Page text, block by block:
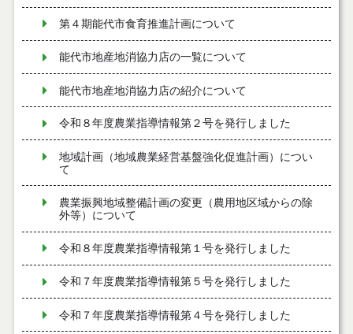
第４期能代市食育推進計画について
能代市地産地消協力店の一覧について
能代市地産地消協力店の紹介について
令和８年度農業指導情報第２号を発行しました
地域計画（地域農業経営基盤強化促進計画）につい
て
農業振興地域整備計画の変更（農用地区域からの除
外等）について
令和８年度農業指導情報第１号を発行しました
令和７年度農業指導情報第５号を発行しました
令和７年度農業指導情報第４号を発行しました